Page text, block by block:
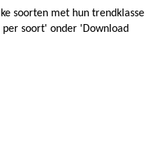
soorten met hun trendklasse
soort' onder 'Download